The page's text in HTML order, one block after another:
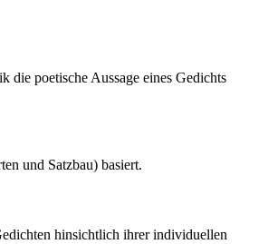
die poetische Aussage eines Gedichts
und Satzbau) basiert.
hinsichtlich ihrer individuellen